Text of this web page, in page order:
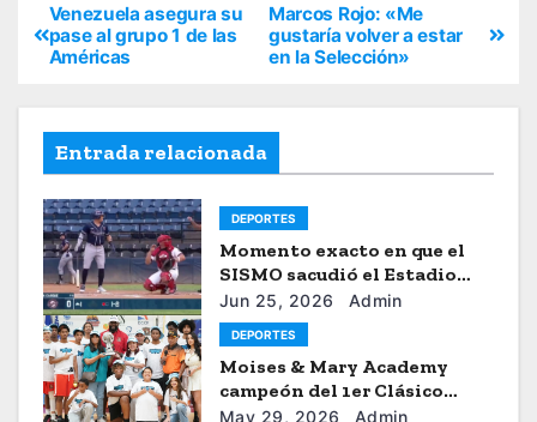
Marcos Rojo: «Me
gustaría volver a estar
en la Selección»
Venezuela asegura su
pase al grupo 1 de las
Américas
Entrada relacionada
DEPORTES
Momento exacto en que el
SISMO sacudió el Estadio
Universitario de Caracas
Jun 25, 2026 Admin
DEPORTES
Moises & Mary Academy
campeón del 1er Clásico
Internacional Ercilio-Tony-
May 29, 2026 Admin